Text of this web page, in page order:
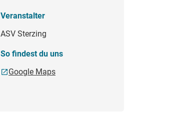
Veranstalter
ASV Sterzing
So findest du uns
Google Maps